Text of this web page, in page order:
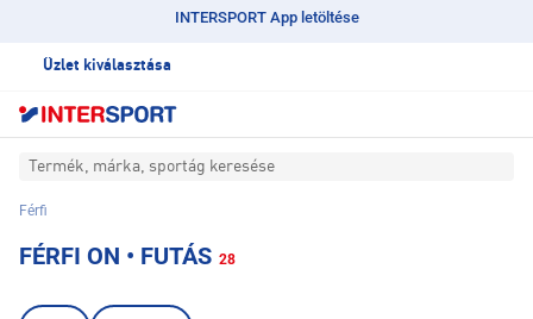
INTERSPORT App letöltése
Üzlet kiválasztása
Termék, márka, sportág keresése
Férfi
FÉRFI ON • FUTÁS 28